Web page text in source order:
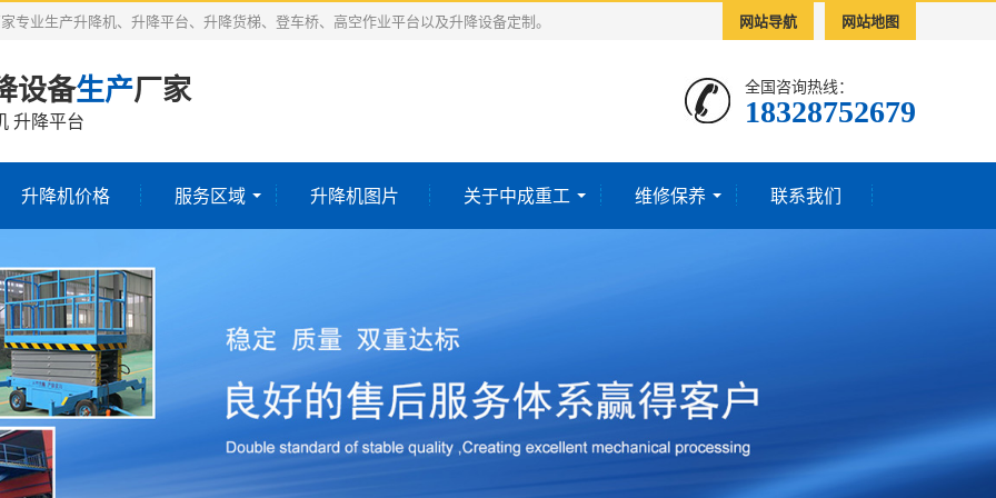
网站导航 网站地图
业生产升降机、升降平台、升降货梯、登车桥、高空作业平台以及升降设备定制。
设备生产厂家
升降平台
全国咨询热线：
18328752679‬
升降机价格 服务区域 升降机图片 关于中成重工 维修保养 联系我们